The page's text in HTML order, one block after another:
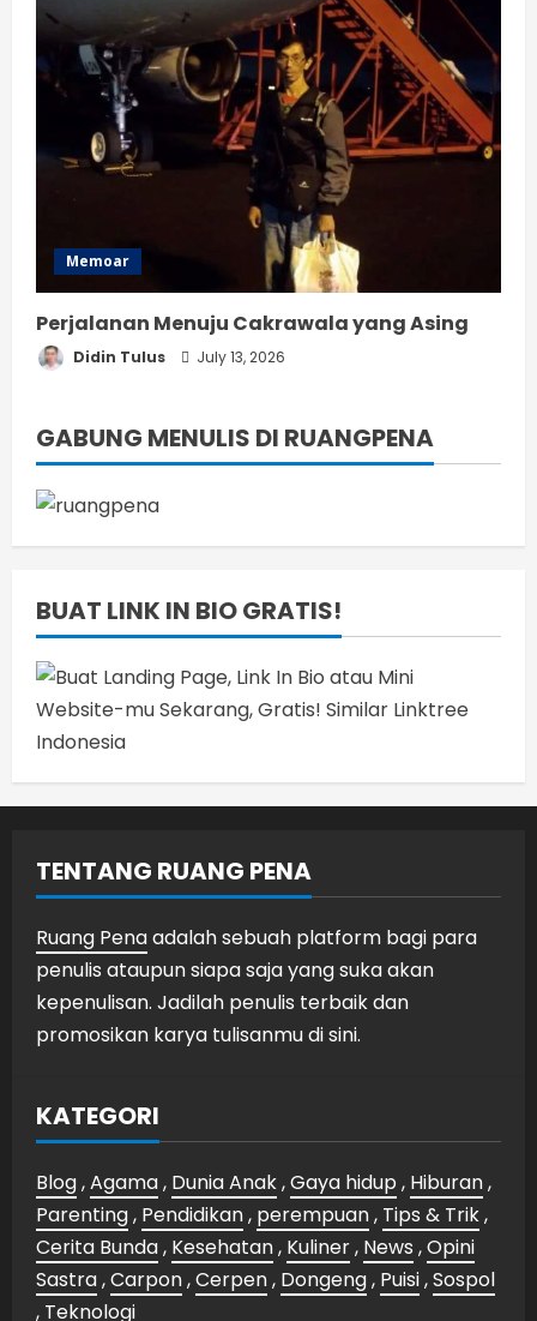
Memoar
Perjalanan Menuju Cakrawala yang Asing
Didin Tulus July 13, 2026
GABUNG MENULIS DI RUANGPENA
BUAT LINK IN BIO GRATIS!
TENTANG RUANG PENA
Ruang Penaadalah sebuah platform bagi para
penulis ataupun siapa saja yang suka akan
kepenulisan. Jadilah penulis terbaik dan
promosikan karya tulisanmu di sini.
KATEGORI
Blog,Agama, Dunia Anak,Gaya hidup , Hiburan,
Parenting, Pendidikan, perempuan, Tips & Trik,
Cerita Bunda, Kesehatan, Kuliner, News ,Opini
Sastra,Carpon,Cerpen, Dongeng, Puisi,Sospol
, Teknologi